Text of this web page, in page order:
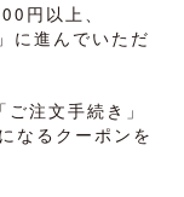
円以上、
に進んでいただ
注文手続き」
なるクーポンを